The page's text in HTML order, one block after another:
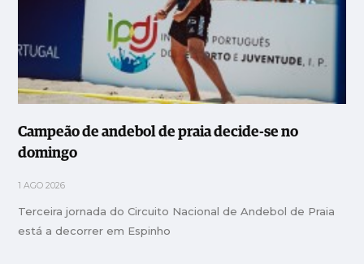
Campeão de andebol de praia decide-se no
domingo
1 AGO 2026
Terceira jornada do Circuito Nacional de Andebol de Praia
está a decorrer em Espinho